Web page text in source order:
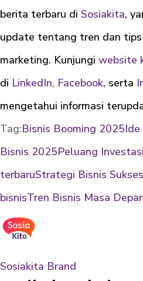
berita terbaru di Sosiakita,
update tentang tren dan
marketing. Kunjungi website
di LinkedIn, Facebook, serta
mengetahui informasi
Tag:Bisnis Booming 2025
Bisnis 2025Peluang
terbaruStrategi Bisnis Sukses
bisnisTren Bisnis Masa
Sosiakita Brand